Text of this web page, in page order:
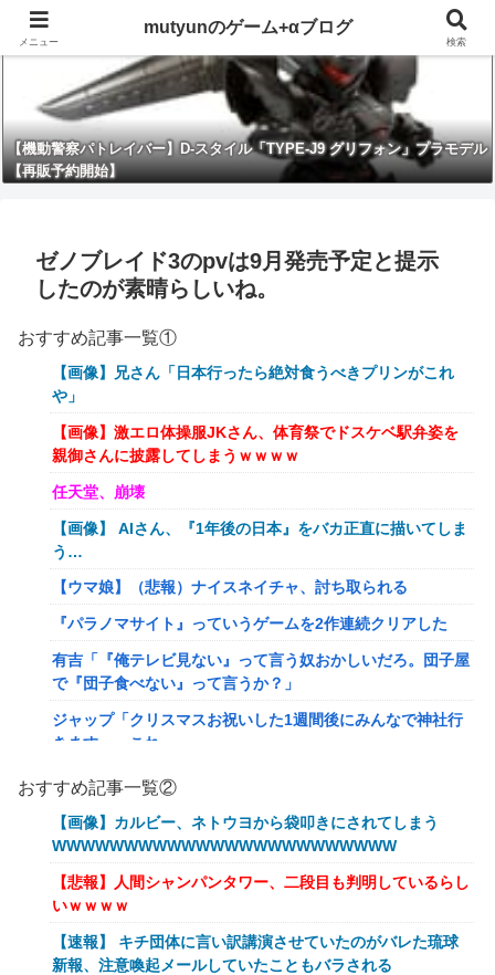
【機動警察パトレイバー】D-スタイル「TYPE-J9 グリフォン」プラモデル
【再販予約開始】
ゼノブレイド3のpvは9月発売予定と提示
したのが素晴らしいね。
おすすめ記事一覧①
【画像】兄さん「日本行ったら絶対食うべきプリンがこれ
や」
【画像】激エロ体操服JKさん、体育祭でドスケベ駅弁姿を
親御さんに披露してしまうｗｗｗｗ
任天堂、崩壊
【画像】 AIさん、『1年後の日本』をバカ正直に描いてしま
う…
【ウマ娘】（悲報）ナイスネイチャ、討ち取られる
『パラノマサイト』っていうゲームを2作連続クリアした
有吉「『俺テレビ見ない』って言う奴おかしいだろ。団子屋
で『団子食べない』って言うか？」
ジャップ「クリスマスお祝いした1週間後にみんなで神社行
きます」←これ
【画像】令和最新版のあのちゃん、可愛過ぎてワイらにブッ
刺さりまくりw w w w w w
オワコン扱いされていたデジモンさん、令和に全盛期を超え
る利益を生み出していた
【爆笑ｗ】バッグひったくりを試みた男、バイクを盗られ
る！
【動画】新型のさすまた、限界突破www
おすすめ記事一覧②
【画像】カルビー、ネトウヨから袋叩きにされてしまう
WWWWWWWWWWWWWWWWWWWWWWWW
【悲報】人間シャンパンタワー、二段目も判明しているらし
いｗｗｗｗ
【速報】 キチ団体に言い訳講演させていたのがバレた琉球
新報、注意喚起メールしていたこともバラされる
メニュー
mutyunのゲーム+αブログ
検索